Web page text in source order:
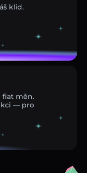
klid.
fiat měn.
— pro